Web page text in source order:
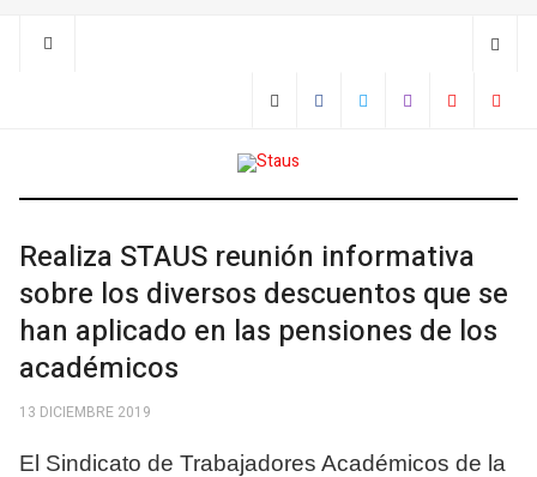
Realiza STAUS reunión informativa
sobre los diversos descuentos que se
han aplicado en las pensiones de los
académicos
13 DICIEMBRE 2019
El Sindicato de Trabajadores Académicos de la